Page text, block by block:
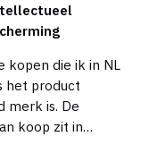
te wachten.
kopen die ik in NL
is. De
koop zit in